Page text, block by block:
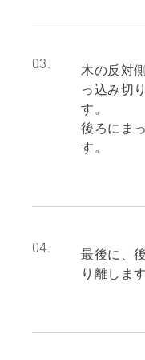
03.
木の反対
っ込み切
す。
後ろにま
す。
04.
最後に、
り離します